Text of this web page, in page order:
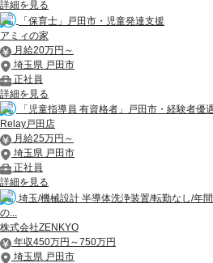
詳細を見る
「保育士」戸田市・児童発達支援
アミィの家
月給20万円～
埼玉県 戸田市
正社員
詳細を見る
「児童指導員 有資格者」戸田市・経験者優
Relay戸田店
月給25万円～
埼玉県 戸田市
正社員
詳細を見る
埼玉/機械設計 半導体洗浄装置/転勤なし/年
の...
株式会社ZENKYO
年収450万円～750万円
埼玉県 戸田市